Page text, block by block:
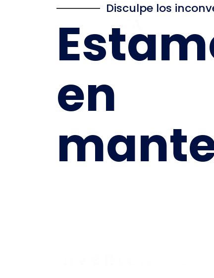
Disculpe los
en